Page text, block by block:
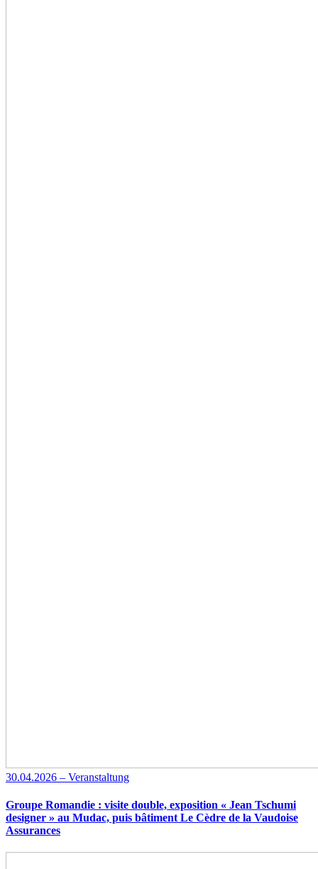
30.04.2026 – Veranstaltung
Groupe Romandie : visite double, exposition « Jean Tschumi
designer » au Mudac, puis bâtiment Le Cèdre de la Vaudoise
Assurances